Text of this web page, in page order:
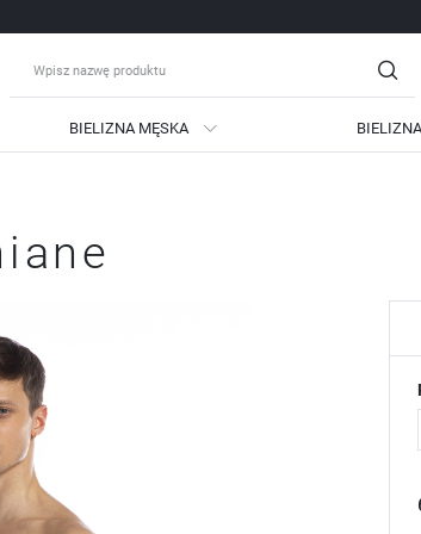
się
SIĘ
brak
BIELIZNA MĘSKA